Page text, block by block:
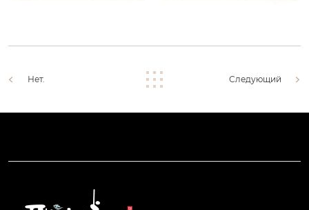
Нет. Следующий